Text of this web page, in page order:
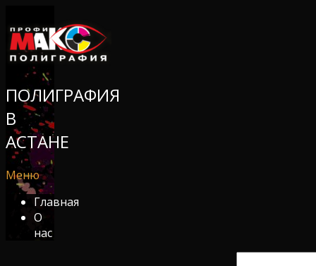
ПОЛИГРАФИЯ
В
АСТАНЕ
Меню
Главная
О
нас